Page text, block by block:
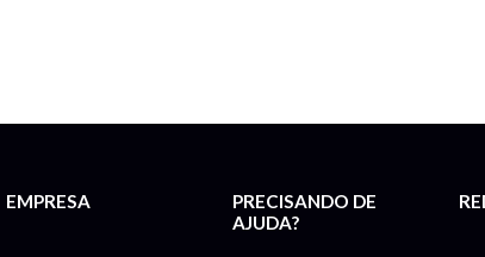
EMPRESA
PRECISANDO DE
AJUDA?